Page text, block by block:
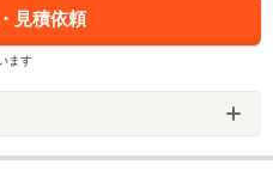
見積依頼
ます